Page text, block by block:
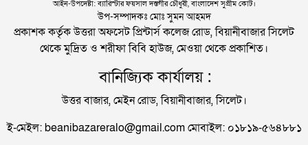
সিলেটের সাবেক মন্ত্রী-এমপিরা কে কোথায়?
জুলাই আন্দোলন ছাত্র-জনতার বীরত্বের স্মারকস্তম্ভ:
বিয়ানীবাজারের ইউএনও
আইন-উপদেষ্টা: ব্যারিস্টার ফয়সাল দস্তগীর চৌধুরী, বাংলাদেশ সুপ্রীম কোর্ট।
উপ-সম্পাদকঃ মোঃ সুমন আহমদ
প্রকাশক কর্তৃক উত্তরা অফসেট প্রিন্টার্স কলেজ রোড, বিয়ানীবাজার সিলেট
থেকে মুদ্রিত ও শরীফা বিবি হাউজ, মেওয়া থেকে প্রকাশিত।
বানিজ্যিক কার্যালয় :
উত্তর বাজার, মেইন রোড, বিয়ানীবাজার, সিলেট।
ই-মেইল: beanibazareralo@gmail.com মোবাইল: ০১৮১৯-৫৬৪৮৮১